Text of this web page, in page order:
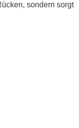
sondern sorgt